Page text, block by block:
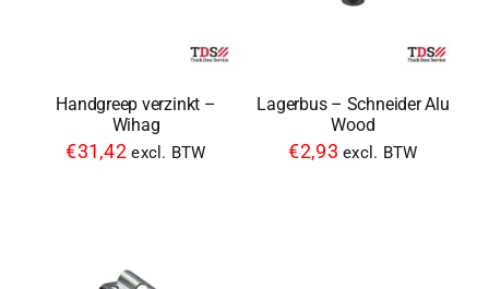
Handgreep verzinkt –
Wihag
€31,42 excl. BTW
Lagerbus – Schneider Alu
Wood
€2,93 excl. BTW